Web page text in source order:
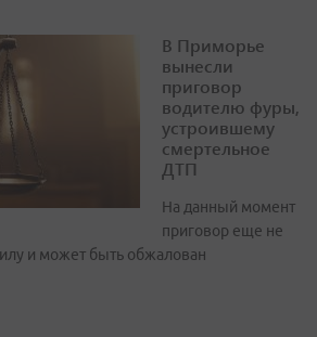
В Приморье
вынесли
приговор
водителю фуры,
устроившему
смертельное
ДТП
На данный момент
приговор еще не
и может быть обжалован